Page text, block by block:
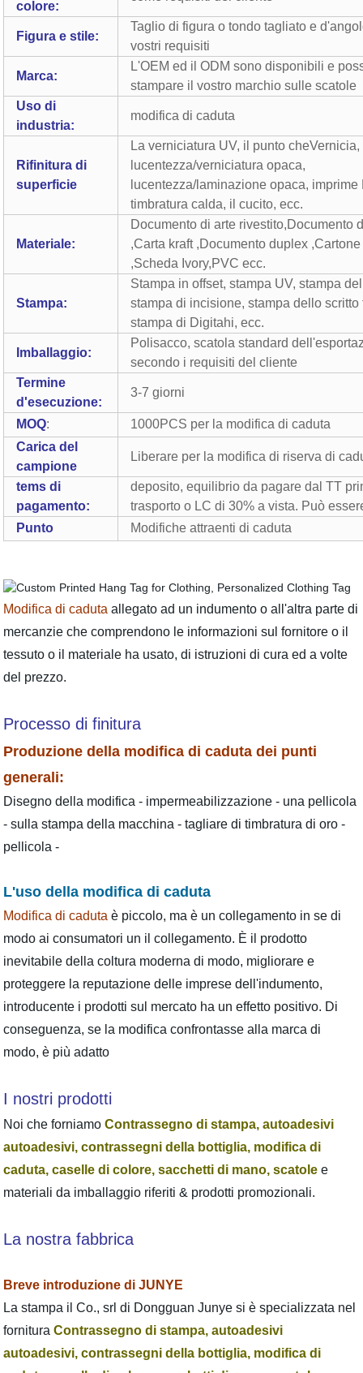
colore:
Figura e stile:
Taglio di figura o tondo tagliato e
vostri requisiti
Marca:
L'OEM ed il ODM sono disponibili e
stampare il vostro marchio sulle scatole
Uso di
industria:
modifica di caduta
Rifinitura di
superficie
La verniciatura UV, il punto cheVernicia,
lucentezza/verniciatura opaca,
lucentezza/laminazione opaca, imprime
timbratura calda, il cucito, ecc.
Materiale:
Documento di arte rivestito,Documento
,Carta kraft ,Documento duplex ,
,Scheda Ivory,PVC ecc.
Stampa:
Stampa in offset, stampa UV, stampa
stampa di incisione, stampa dello scritto
stampa di Digitahi, ecc.
Imballaggio:
Polisacco, scatola standard
secondo i requisiti del cliente
Termine
d'esecuzione:
3-7 giorni
MOQ:
1000PCS per la modifica di caduta
Carica del
campione
Liberare per la modifica di riserva di
tems di
pagamento:
deposito, equilibrio da pagare dal TT
trasporto o LC di 30% a vista. Può
Punto
Modifiche attraenti di caduta
Modifica di caduta allegato ad un indumento o all'altra parte di
mercanzie che comprendono le informazioni sul fornitore o il
tessuto o il materiale ha usato, di istruzioni di cura ed a volte
del prezzo.
Processo di finitura
Produzione della modifica di caduta dei punti
generali:
Disegno della modifica - impermeabilizzazione - una pellicola
- sulla stampa della macchina - tagliare di timbratura di oro -
pellicola -
L'uso della modifica di caduta
Modifica di caduta è piccolo, ma è un collegamento in se di
modo ai consumatori un il collegamento. È il prodotto
inevitabile della coltura moderna di modo, migliorare e
proteggere la reputazione delle imprese dell'indumento,
introducente i prodotti sul mercato ha un effetto positivo. Di
conseguenza, se la modifica confrontasse alla marca di
modo, è più adatto
I nostri prodotti
Noi che forniamoContrassegno di stampa, autoadesivi
autoadesivi, contrassegni della bottiglia, modifica di
caduta, caselle di colore, sacchetti di mano, scatolee
materiali da imballaggio riferiti & prodotti promozionali.
La nostra fabbrica
Breve introduzione di JUNYE
La stampa il Co., srl di Dongguan Junye si è specializzata nel
fornituraContrassegno di stampa, autoadesivi
autoadesivi, contrassegni della bottiglia, modifica di